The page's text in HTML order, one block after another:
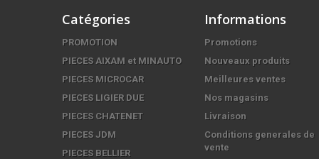
Catégories
PROMOTION
PIECES AIXAM et MINAUTO
PIECES MICROCAR
PIECES LIGIER DUE
PIECES CHATENET
PIECES JDM
PIECES BELLIER
Informations
Promotions
Nouveaux produits
Meilleures ventes
Nos magasins
Livraison
Conditions generales de
vente